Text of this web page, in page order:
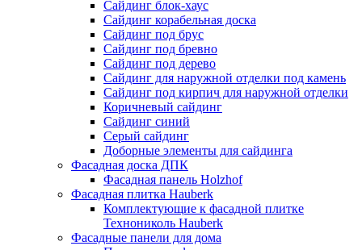
Сайдинг блок-хаус
Сайдинг корабельная доска
Сайдинг под брус
Сайдинг под бревно
Сайдинг под дерево
Сайдинг для наружной отделки под камень
Сайдинг под кирпич для наружной отделки
Коричневый сайдинг
Сайдинг синий
Серый сайдинг
Доборные элементы для сайдинга
Фасадная доска ДПК
Фасадная панель Holzhof
Фасадная плитка Hauberk
Комплектующие к фасадной плитке
Технониколь Hauberk
Фасадные панели для дома